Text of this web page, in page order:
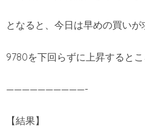
となると、今日は早めの買いが
9780を下回らずに上昇するとこ
——————————-
【結果】